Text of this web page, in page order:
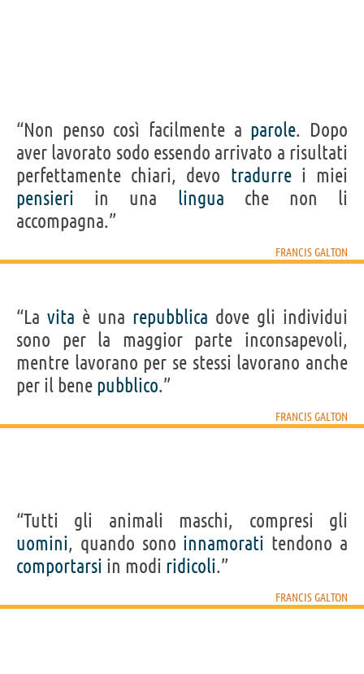
“Non penso così facilmente a parole. Dopo
aver lavorato sodo essendo arrivato a risultati
perfettamente chiari, devo tradurrei miei
pensieri in una lingua che non li
accompagna.”
FRANCIS GALTON
“La vita è una repubblica dove gli individui
sono per la maggior parte inconsapevoli,
mentre lavorano per se stessi lavorano anche
per il bene pubblico.”
FRANCIS GALTON
“Tutti gli animali maschi, compresi gli
uomini, quando sono innamorati tendono a
comportarsi in modi ridicoli.”
FRANCIS GALTON